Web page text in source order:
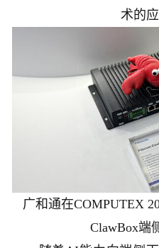
术的
广和通在COMPUTEX
ClawBox端